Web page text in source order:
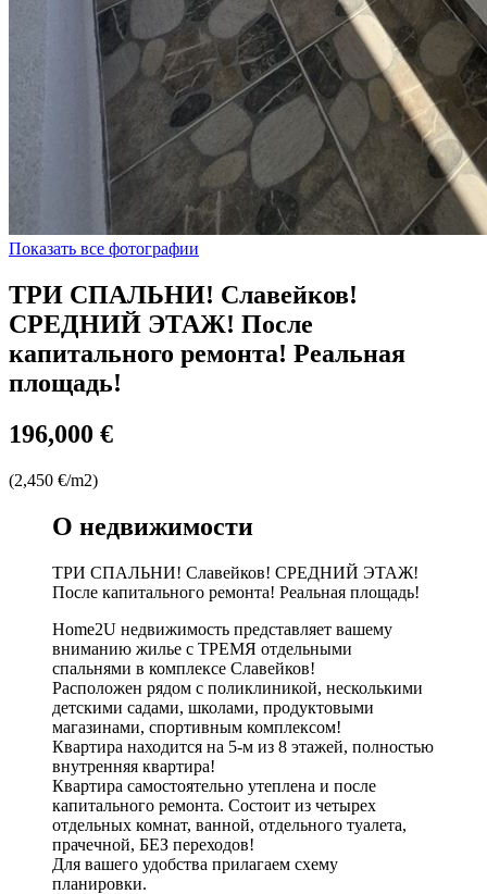
Показать все фотографии
ТРИ СПАЛЬНИ! Славейков!
СРЕДНИЙ ЭТАЖ! После
капитального ремонта! Реальная
площадь!
196,000 €
(2,450 €/m2)
О недвижимости
ТРИ СПАЛЬНИ! Славейков! СРЕДНИЙ ЭТАЖ!
После капитального ремонта! Реальная площадь!
Home2U недвижимость представляет вашему
вниманию жилье с ТРЕМЯ отдельными
спальнями в комплексе Славейков!
Расположен рядом с поликлиникой, несколькими
детскими садами, школами, продуктовыми
магазинами, спортивным комплексом!
Квартира находится на 5-м из 8 этажей, полностью
внутренняя квартира!
Квартира самостоятельно утеплена и после
капитального ремонта. Состоит из четырех
отдельных комнат, ванной, отдельного туалета,
прачечной, БЕЗ переходов!
Для вашего удобства прилагаем схему
планировки.